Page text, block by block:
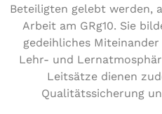
Betei­lig­ten gelebt werden,
Arbeit am GRg10. Sie
gedeih­li­ches
Lehr- und
Leitsätze dienen
Qua­li­täts­si­che­rung